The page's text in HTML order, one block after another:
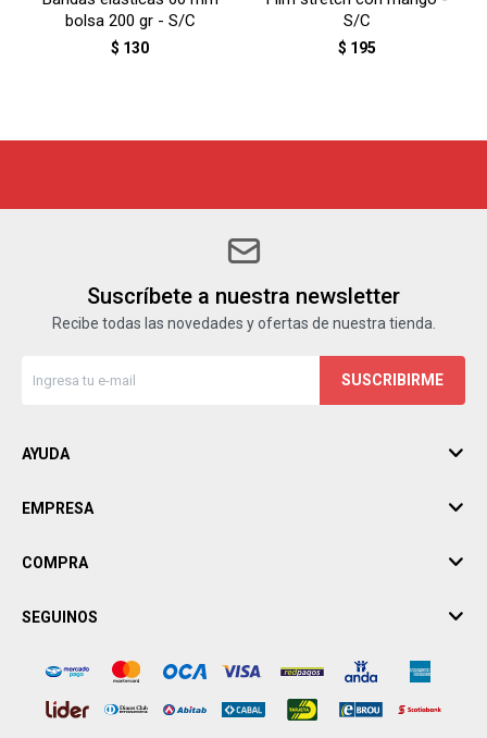
bolsa 200 gr - S/C
$ 130
S/C
$ 195
Suscríbete a nuestra newsletter
Recibe todas las novedades y ofertas de nuestra tienda.
SUSCRIBIRME
AYUDA
EMPRESA
COMPRA
SEGUINOS